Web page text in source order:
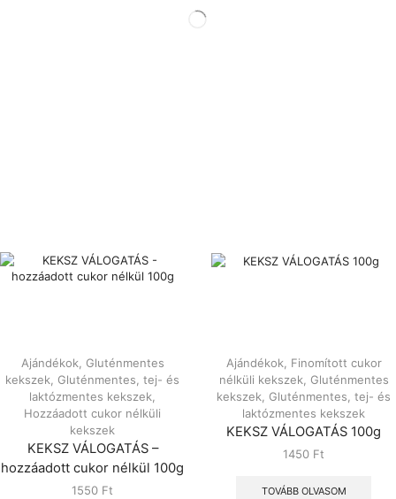
Ajándékok
Gluténmentes
kekszek
Gluténmentes, tej- és
laktózmentes kekszek
Hozzáadott cukor nélküli
kekszek
KEKSZ VÁLOGATÁS –
hozzáadott cukor nélkül 100g
1550 Ft
Ajándékok
Finomított cukor
nélküli kekszek
Gluténmentes
kekszek
Gluténmentes, tej- és
laktózmentes kekszek
KEKSZ VÁLOGATÁS 100g
1450 Ft
TOVÁBB OLVASOM